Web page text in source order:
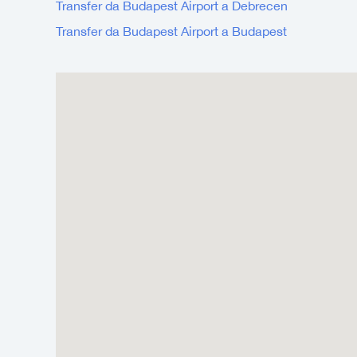
Transfer da Budapest Airport a Debrecen
Transfer da Budapest Airport a Budapest